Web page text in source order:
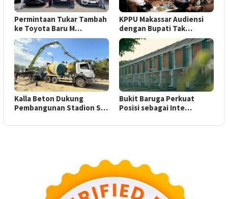
Permintaan Tukar Tambah
ke Toyota Baru M…
KPPU Makassar Audiensi
dengan Bupati Tak…
Kalla Beton Dukung
Pembangunan Stadion S…
Bukit Baruga Perkuat
Posisi sebagai Inte…